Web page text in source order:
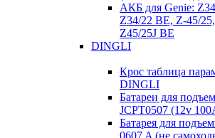
АКБ для Genie:
Z34/22 BE, Z-45/
Z45/25J BE
DINGLI
Крос таблица
DINGLI
Батареи для
JCPT0507 (12v
Батарея для
0607 A (не